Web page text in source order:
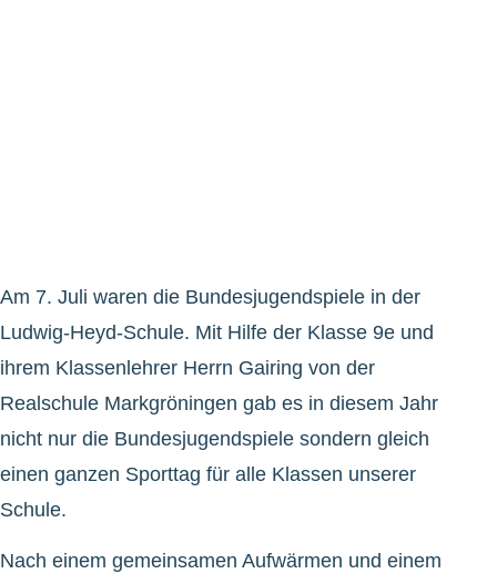
Am 7. Juli waren die Bundesjugendspiele in der
Ludwig-Heyd-Schule. Mit Hilfe der Klasse 9e und
ihrem Klassenlehrer Herrn Gairing von der
Realschule Markgröningen gab es in diesem Jahr
nicht nur die Bundesjugendspiele sondern gleich
einen ganzen Sporttag für alle Klassen unserer
Schule.
Nach einem gemeinsamen Aufwärmen und einem